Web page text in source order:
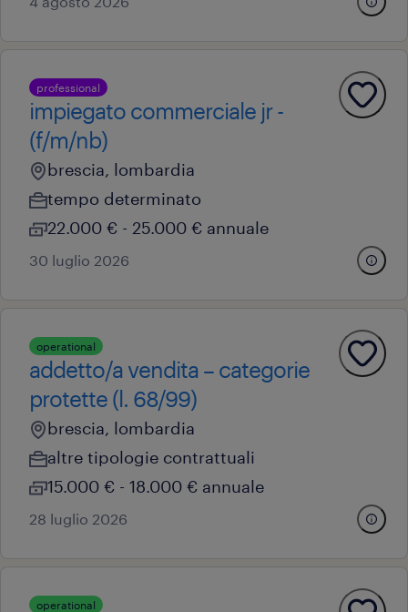
professional
impiegato commerciale jr -
(f/m/nb)
brescia, lombardia
tempo determinato
22.000 € - 25.000 € annuale
30 luglio 2026
operational
addetto/a vendita – categorie
protette (l. 68/99)
brescia, lombardia
altre tipologie contrattuali
15.000 € - 18.000 € annuale
28 luglio 2026
operational